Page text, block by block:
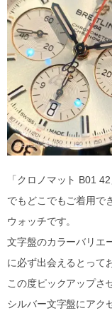
「クロノマット B01
でもどこでもご着用で
ウォッチです。
文字盤のカラーバリエ
に必ず出会えるとって
この度ピックアップさ
シルバー文字盤にアク